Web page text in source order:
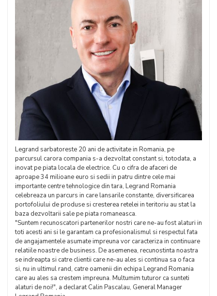
Legrand sarbatoreste 20 ani de activitate in Romania, pe
parcursul carora compania s-a dezvoltat constant si, totodata, a
inovat pe piata locala de electrice. Cu o cifra de afaceri de
aproape 34 milioane euro si sedii in patru dintre cele mai
importante centre tehnologice din tara, Legrand Romania
celebreaza un parcurs in care lansarile constante, diversificarea
portofoliului de produse si cresterea retelei in teritoriu au stat la
baza dezvoltarii sale pe piata romaneasca.
"Suntem recunoscatori partenerilor nostri care ne-au fost alaturi in
toti acesti ani si le garantam ca profesionalismul si respectul fata
de angajamentele asumate impreuna vor caracteriza in continuare
relatiile noastre de business. De asemenea, recunostinta noastra
se indreapta si catre clientii care ne-au ales si continua sa o faca
si, nu in ultimul rand, catre oamenii din echipa Legrand Romania
care au ales sa crestem impreuna. Multumim tuturor ca sunteti
alaturi de noi!", a declarat Calin Pascalau, General Manager